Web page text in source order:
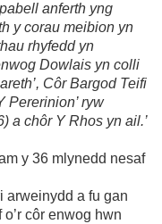
anferth yng
y corau meibion yn
rhyfedd yn
Dowlais yn colli
Côr Bargod Teifi
Pererinion’ ryw
a chôr Y Rhos yn ail.’
y 36 mlynedd nesaf
arweinydd a fu gan
côr enwog hwn